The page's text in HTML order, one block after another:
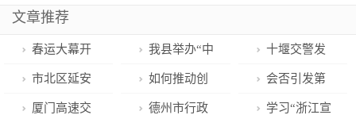
文章推荐
春运大幕开
启！全市运力
准备好了
我县举办“中
国梦·劳动美”
摄影书画展
十堰交警发
布重要提醒！
春运出行注意
市北区延安
路街道：深入
如何推动创
新医学蓬勃发
会否引发第
二轮感染？怎
厦门高速交 德州市行政 学习“浙江宣